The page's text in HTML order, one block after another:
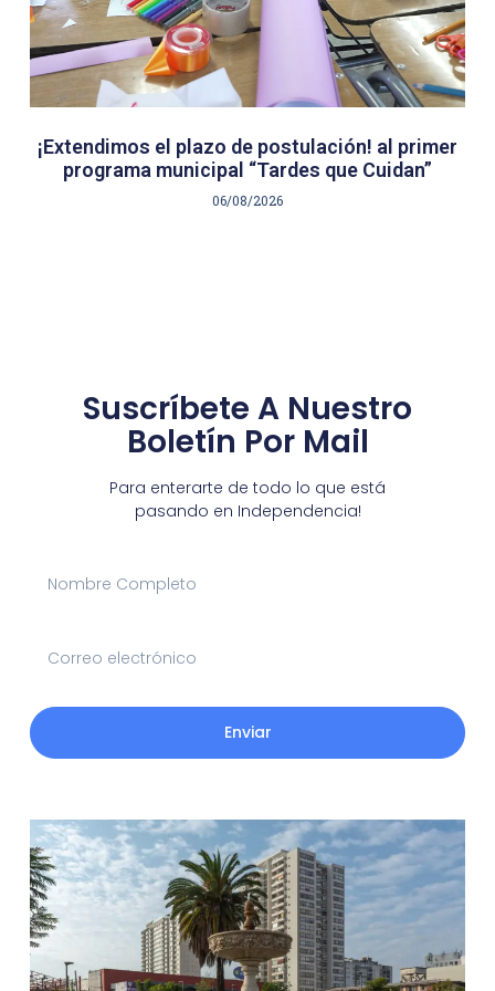
¡Extendimos el plazo de postulación! al primer
programa municipal “Tardes que Cuidan”
06/08/2026
Suscríbete A Nuestro
Boletín Por Mail
Para enterarte de todo lo que está
pasando en Independencia!
Enviar